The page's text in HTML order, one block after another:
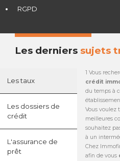
RGPD
Les derniers sujets
Les taux
Les dossiers de
crédit
L'assurance de
prêt
1 Vous
crédit
du temps à
Vous voulez
meilleures
souhaitez
à un
Chez
afin de vous